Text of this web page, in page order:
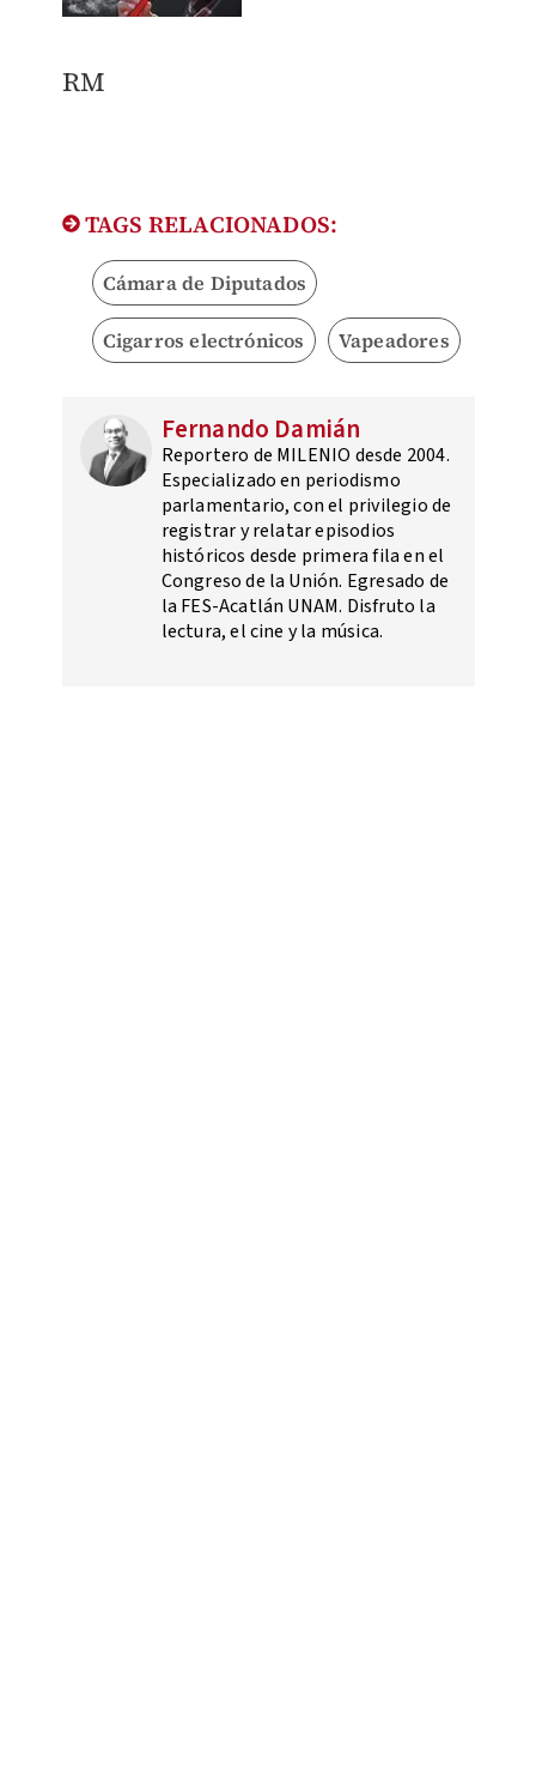
RM
TAGS RELACIONADOS:
Cámara de Diputados
Cigarros electrónicos Vapeadores
Fernando Damián
Reportero de MILENIO desde 2004.
Especializado en periodismo
parlamentario, con el privilegio de
registrar y relatar episodios
históricos desde primera fila en el
Congreso de la Unión. Egresado de
la FES-Acatlán UNAM. Disfruto la
lectura, el cine y la música.